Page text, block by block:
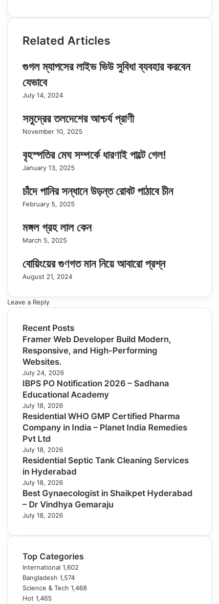
Related Articles
গুগল ম্যাপসের লাইভ ভিউ সুবিধা ব্যবহার করবেন
যেভাবে
July 14, 2024
সমুদ্রের তলদেশের আশ্চর্য প্রাণী
November 10, 2025
বৃহস্পতির মেঘ সম্পর্কে ধারণাই পাল্টে গেল!
January 13, 2025
চাঁদে পানির সন্ধানে উড়ন্ত রোবট পাঠাবে চীন
February 5, 2025
মঙ্গল গ্রহ লাল কেন
March 5, 2025
বোয়িংয়ের গুণগত মান নিয়ে আবারো প্রশ্ন
August 21, 2024
Leave a Reply
Recent Posts
Framer Web Developer Build Modern,
Responsive, and High-Performing
Websites.
July 24, 2026
IBPS PO Notification 2026 – Sadhana
Educational Academy
July 18, 2026
Residential WHO GMP Certified Pharma
Company in India – Planet India Remedies
Pvt Ltd
July 18, 2026
Residential Septic Tank Cleaning Services
in Hyderabad
July 18, 2026
Best Gynaecologist in Shaikpet Hyderabad
– Dr Vindhya Gemaraju
July 18, 2026
Top Categories
International 1,602
Bangladesh 1,574
Science & Tech 1,468
Hot 1,465